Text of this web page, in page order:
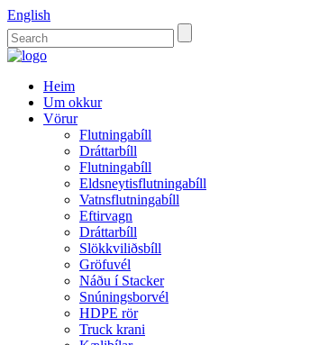
English
Heim
Um okkur
Vörur
Flutningabíll
Dráttarbíll
Flutningabíll
Eldsneytisflutningabíll
Vatnsflutningabíll
Eftirvagn
Dráttarbíll
Slökkviliðsbíll
Gröfuvél
Náðu í Stacker
Snúningsborvél
HDPE rör
Truck krani